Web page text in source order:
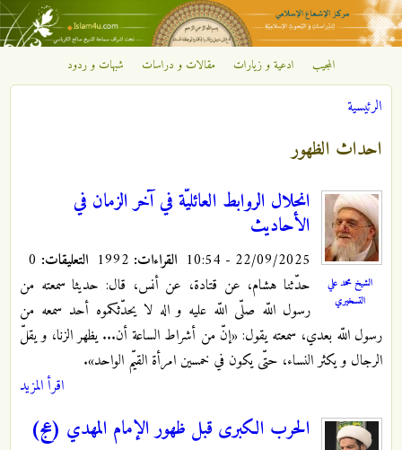
تجاوز إلى المحتوى الرئيسي
مركز
الإشعاع
الإسلامي
المجيب ادعية و زيارات مقالات و دراسات شبهات و ردود
أنت هنا
الرئيسية
احداث الظهور
الشيخ محمد علي
التسخيري
انحلال الروابط العائليّة في آخر الزمان‌ في
الأحاديث
22/09/2025 - 10:54 القراءات: التعليقات:
حدّثنا هشام، عن قتادة، عن أنس، قال: حديثا سمعته من
رسول اللّه صلّى اللّه عليه و اله لا يحدّثكموه أحد سمعه من
رسول اللّه بعدي، سمعته يقول: «إنّ من أشراط الساعة أن... يظهر الزنا، و يقلّ
الرجال و يكثر النساء، حتّى يكون في خمسين امرأة القيّم الواحد».
اقرأ المزيد
الحرب الكبرى قبل ظهور الإمام المهدي (عج)